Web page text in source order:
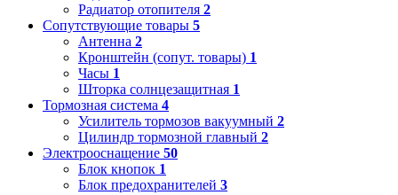
Радиатор отопителя 2
Сопутствующие товары 5
Антенна 2
Кронштейн (сопут. товары) 1
Часы 1
Шторка солнцезащитная 1
Тормозная система 4
Усилитель тормозов вакуумный 2
Цилиндр тормозной главный 2
Электрооснащение 50
Блок кнопок 1
Блок предохранителей 3